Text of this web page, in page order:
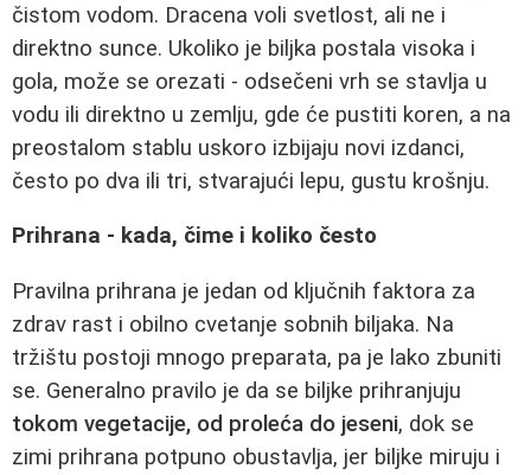
čistom vodom. Dracena voli svetlost, ali ne i
direktno sunce. Ukoliko je biljka postala visoka i
gola, može se orezati - odsečeni vrh se stavlja u
vodu ili direktno u zemlju, gde će pustiti koren, a na
preostalom stablu uskoro izbijaju novi izdanci,
često po dva ili tri, stvarajući lepu, gustu krošnju.
Prihrana - kada, čime i koliko često
Pravilna prihrana je jedan od ključnih faktora za
zdrav rast i obilno cvetanje sobnih biljaka. Na
tržištu postoji mnogo preparata, pa je lako zbuniti
se. Generalno pravilo je da se biljke prihranjuju
tokom vegetacije, od proleća do jeseni, dok se
zimi prihrana potpuno obustavlja, jer biljke miruju i